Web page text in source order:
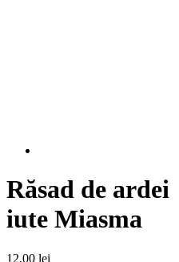
Răsad de ardei
iute Miasma
12,00 lei